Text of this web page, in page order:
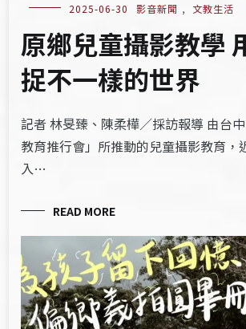
2025-06-30 影音新聞 , 文教生活
原鄉兒童攝影教學
捉不一樣的世界
記者 林旻臻、陳柔樺／採訪報導 由台
教育推行會」所推動的兒童攝影教育，
入…
READ MORE